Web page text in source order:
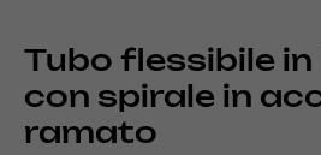
Tubo flessibile in
con spirale in
ramato